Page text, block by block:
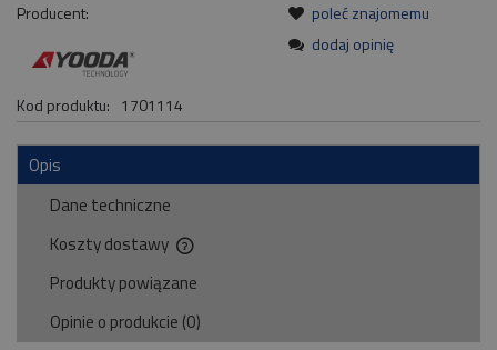
Producent:
Kod produktu: 1701114
poleć znajomemu
dodaj opinię
Opis
Dane techniczne
Koszty dostawy
Cena nie zawiera ewentualnych kosztów płatności
Produkty powiązane
Opinie o produkcie (0)